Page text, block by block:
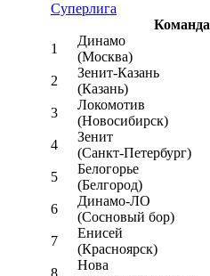
Суперлига
Команда
1
Динамо
(Москва)
2
Зенит-Казань
(Казань)
3
Локомотив
(Новосибирск)
4
Зенит
(Санкт-Петербург)
5
Белогорье
(Белгород)
6
Динамо-ЛО
(Сосновый бор)
7
Енисей
(Красноярск)
8
Нова